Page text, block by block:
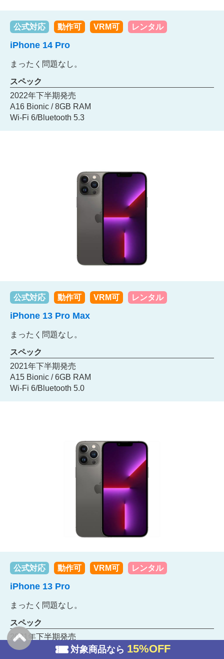
公式対応 動作可 VRM可 レンタル
iPhone 14 Pro
まったく問題なし。
スペック
2022年下半期発売
A16 Bionic / 8GB RAM
Wi-Fi 6/Bluetooth 5.3
公式対応 動作可 VRM可 レンタル
iPhone 13 Pro Max
まったく問題なし。
スペック
2021年下半期発売
A15 Bionic / 6GB RAM
Wi-Fi 6/Bluetooth 5.0
公式対応 動作可 VRM可 レンタル
iPhone 13 Pro
まったく問題なし。
スペック
2021年下半期発売
A15 Bionic / 6GB RAM対象商品なら 15%OFF